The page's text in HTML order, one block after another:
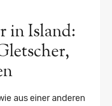
in Island:
aus einer anderen